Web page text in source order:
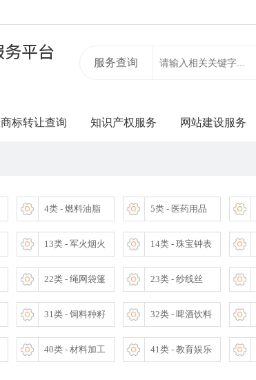
服务查询
商标转让查询 知识产权服务 网站建设服务
4类 - 燃料油脂 5类 - 医药用品
13类 - 军火烟火 14类 - 珠宝钟表
22类 - 绳网袋篷 23类 - 纱线丝
31类 - 饲料种籽 32类 - 啤酒饮料
40类 - 材料加工 41类 - 教育娱乐